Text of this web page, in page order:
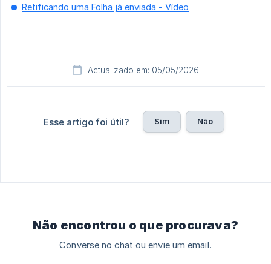
Retificando uma Folha já enviada - Vídeo
Actualizado em: 05/05/2026
Esse artigo foi útil? Sim Não
Não encontrou o que procurava?
Converse no chat ou envie um email.